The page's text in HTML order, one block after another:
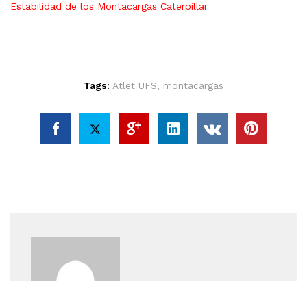
Estabilidad de los Montacargas Caterpillar
Tags: Atlet UFS, montacargas